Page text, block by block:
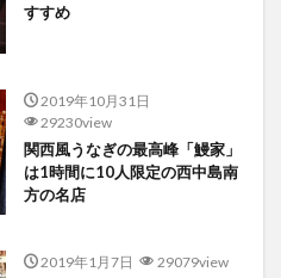
すすめ
2019年10月31日
29230view
関西風うなぎの最高峰「鰻家」
は1時間に10人限定の西中島南
方の名店
2019年1月7日 29079view